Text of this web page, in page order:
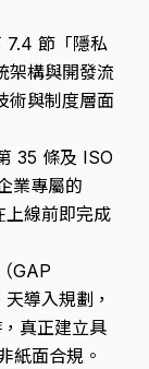
7.4 節「隱私
架構與開發流
術與制度層面
35 條及 ISO
業專屬的
上線前即完成
GAP
導入規劃，
真正建立具
紙面合規。